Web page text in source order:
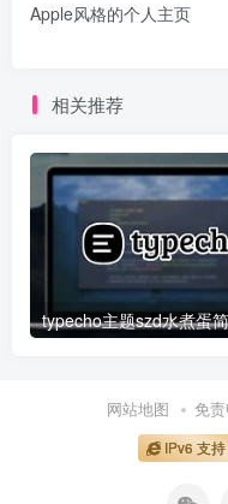
Apple风格的个人主页
相关推荐
typecho主题szd水煮蛋
网站地图 免
IPv6 支持